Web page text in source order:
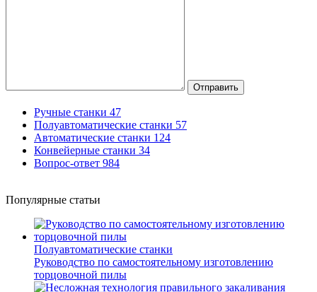
Отправить
Ручные станки 47
Полуавтоматические станки 57
Автоматические станки 124
Конвейерные станки 34
Вопрос-ответ 984
Популярные статьи
Полуавтоматические станки
Руководство по самостоятельному изготовлению
торцовочной пилы